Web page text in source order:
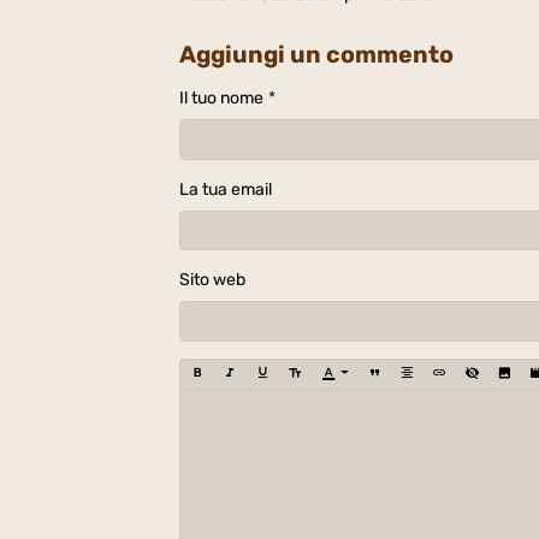
Aggiungi un commento
Il tuo nome
La tua email
Sito web